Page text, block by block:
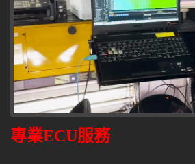
專業ECU服務